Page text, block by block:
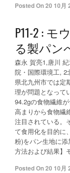
Posted On20 10月
P11-2 :
る製パン
森永 賀亮1,唐川
院・国際環境工, 2
県北九州市では定
理が問題となって
94.2gの食物繊維
高まりから食物繊
注目されている。
て食用化を目的に
粉)をパン生地に
方法および結果】
Posted On20 10月